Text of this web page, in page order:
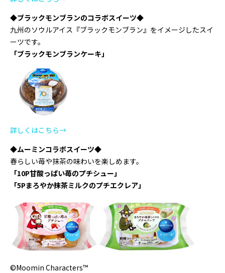
◆ブラックモンブランのコラボスイーツ◆
九州のソウルアイス『ブラックモンブラン』をイメージしたスイ
ーツです。
「ブラックモンブランケーキ」
詳しくはこちら→
◆ムーミンコラボスイーツ◆
春らしい苺や抹茶の味わいを楽しめます。
「10P甘酸っぱい苺のプチシュー」
「5Pまろやか抹茶ミルクのプチエクレア」
©Moomin Characters™